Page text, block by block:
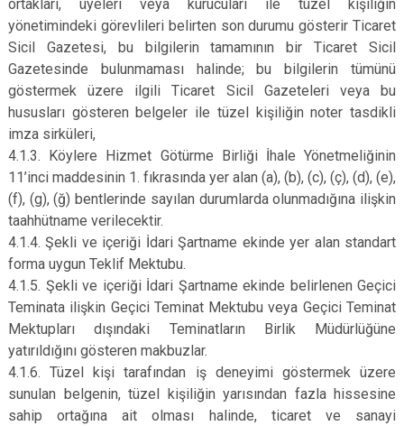
ortakları, üyeleri veya kurucuları ile tüzel kişiliğin
yönetimindeki görevlileri belirten son durumu gösterir Ticaret
Sicil Gazetesi, bu bilgilerin tamamının bir Ticaret Sicil
Gazetesinde bulunmaması halinde; bu bilgilerin tümünü
göstermek üzere ilgili Ticaret Sicil Gazeteleri veya bu
hususları gösteren belgeler ile tüzel kişiliğin noter tasdikli
imza sirküleri,
4.1.3. Köylere Hizmet Götürme Birliği İhale Yönetmeliğinin
11’inci maddesinin 1. fıkrasında yer alan (a), (b), (c), (ç), (d), (e),
(f), (g), (ğ) bentlerinde sayılan durumlarda olunmadığına ilişkin
taahhütname verilecektir.
4.1.4. Şekli ve içeriği İdari Şartname ekinde yer alan standart
forma uygun Teklif Mektubu.
4.1.5. Şekli ve içeriği İdari Şartname ekinde belirlenen Geçici
Teminata ilişkin Geçici Teminat Mektubu veya Geçici Teminat
Mektupları dışındaki Teminatların Birlik Müdürlüğüne
yatırıldığını gösteren makbuzlar.
4.1.6. Tüzel kişi tarafından iş deneyimi göstermek üzere
sunulan belgenin, tüzel kişiliğin yarısından fazla hissesine
sahip ortağına ait olması halinde, ticaret ve sanayi